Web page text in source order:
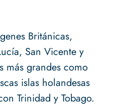
Británicas,
San Vicente y
más grandes como
islas holandesas
Trinidad y Tobago.